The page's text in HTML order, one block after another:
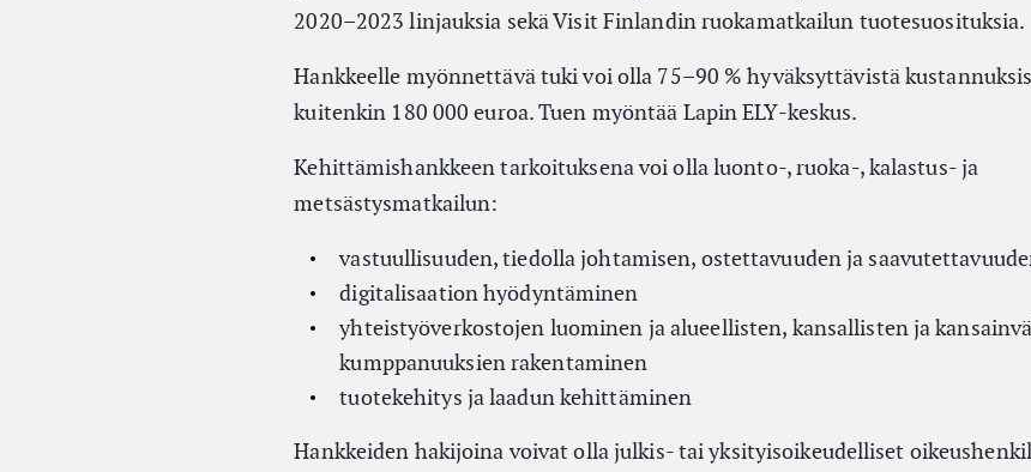
2020–2023 linjauksia sekä Visit Finlandin ruokamatkailun tuotesuosituksia.
Hankkeelle myönnettävä tuki voi olla 75–90 % hyväksyttävistä
kuitenkin 180 000 euroa. Tuen myöntää Lapin ELY-keskus.
Kehittämishankkeen tarkoituksena voi olla luonto-, ruoka-, kalastus- ja
metsästysmatkailun:
vastuullisuuden, tiedolla johtamisen, ostettavuuden ja
digitalisaation hyödyntäminen
yhteistyöverkostojen luominen ja alueellisten, kansallisten ja
kumppanuuksien rakentaminen
tuotekehitys ja laadun kehittäminen
Hankkeiden hakijoina voivat olla julkis- tai yksityisoikeudelliset